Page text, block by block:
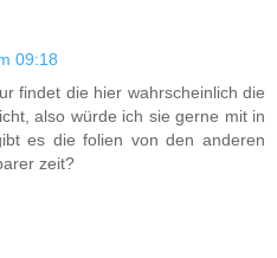
09:18
findet die hier wahrscheinlich die
also würde ich sie gerne mit in
es die folien von den anderen
zeit?